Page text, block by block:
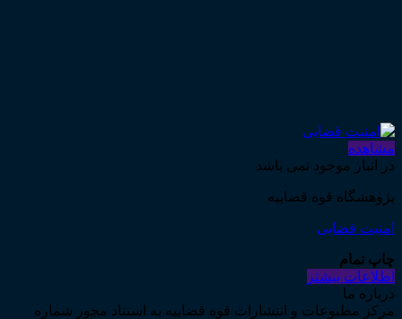
مشاهده
در انبار موجود نمی باشد
پژوهشگاه قوه قضاییه
امنیت قضایی
چاپ تمام
اطلاعات بیشتر
درباره ما
مرکز مطبوعات و انتشارات قوه قضاییه به استناد مجوز شماره